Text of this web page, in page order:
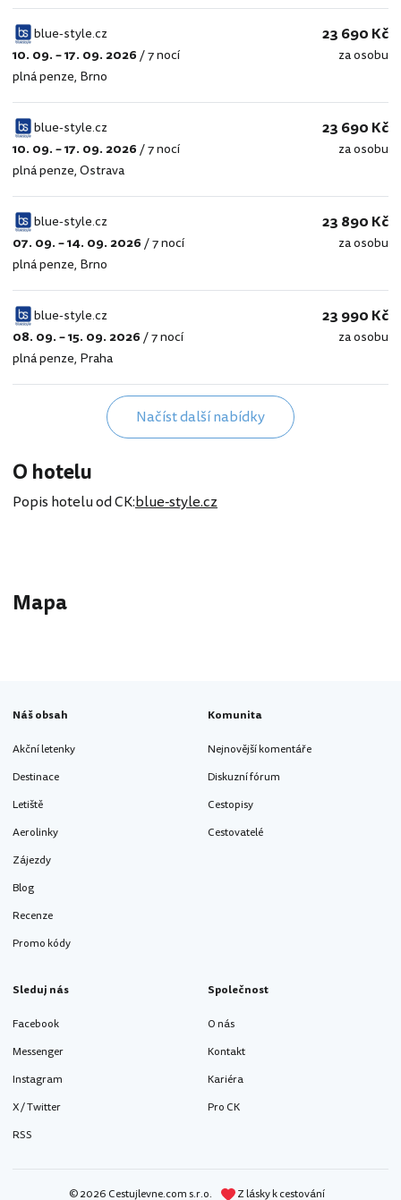
blue-
style.cz
blue-style.cz
10. 09. – 17. 09. 2026/7 nocí
plná penze, Brno
23 690 Kč
za osobu
blue-
style.cz
blue-style.cz
10. 09. – 17. 09. 2026/7 nocí
plná penze,Ostrava
23 690 Kč
za osobu
blue-
style.cz
blue-style.cz
07. 09. – 14. 09. 2026/7 nocí
plná penze, Brno
23 890 Kč
za osobu
blue-
style.cz
blue-style.cz
08. 09. – 15. 09. 2026/7 nocí
plná penze, Praha
23 990 Kč
za osobu
Načíst další nabídky
O hotelu
Popis hotelu od CK:blue-style.cz
Mapa
Náš obsah
Akční letenky
Destinace
Letiště
Aerolinky
Zájezdy
Blog
Recenze
Promo kódy
Komunita
Nejnovější komentáře
Diskuzní fórum
Cestopisy
Cestovatelé
Sleduj nás
Facebook
Messenger
Instagram
X / Twitter
RSS
Společnost
O nás
Kontakt
Kariéra
Pro CK
© 2026 Cestujlevne.com s.r.o. Z lásky k cestování